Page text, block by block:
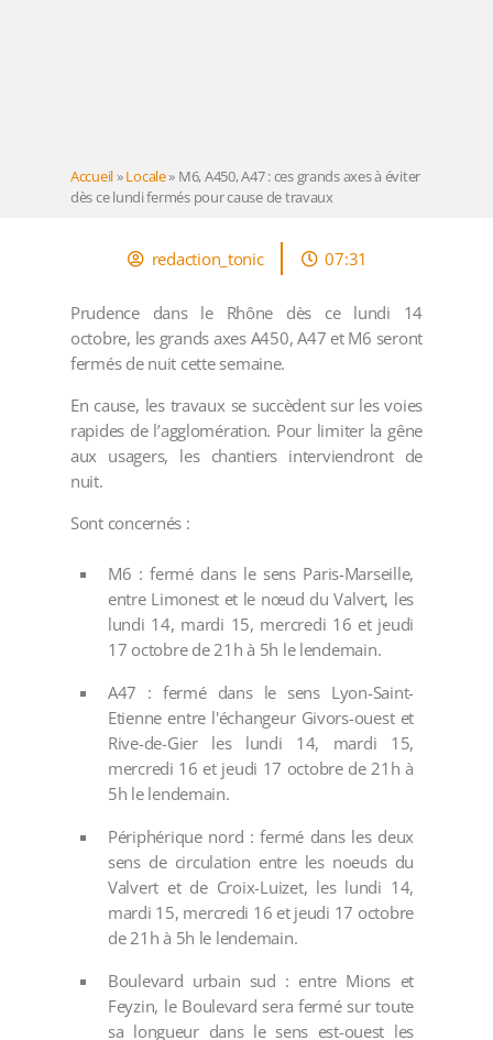
Accueil»Locale» M6, A450, A47 : ces grands axes à éviter
dès ce lundi fermés pour cause de travaux
redaction_tonic 07:31
Prudence dans le Rhône dès ce lundi 14
octobre, les grands axes A450, A47 et M6 seront
fermés de nuit cette semaine.
En cause, les travaux se succèdent sur les voies
rapides de l’agglomération. Pour limiter la gêne
aux usagers, les chantiers interviendront de
nuit.
Sont concernés :
M6 : fermé dans le sens Paris-Marseille,
entre Limonest et le nœud du Valvert, les
lundi 14, mardi 15, mercredi 16 et jeudi
17 octobre de 21h à 5h le lendemain.
A47 : fermé dans le sens Lyon-Saint-
Etienne entre l'échangeur Givors-ouest et
Rive-de-Gier les lundi 14, mardi 15,
mercredi 16 et jeudi 17 octobre de 21h à
5h le lendemain.
Périphérique nord : fermé dans les deux
sens de circulation entre les noeuds du
Valvert et de Croix-Luizet, les lundi 14,
mardi 15, mercredi 16 et jeudi 17 octobre
de 21h à 5h le lendemain.
Boulevard urbain sud : entre Mions et
Feyzin, le Boulevard sera fermé sur toute
sa longueur dans le sens est-ouest les